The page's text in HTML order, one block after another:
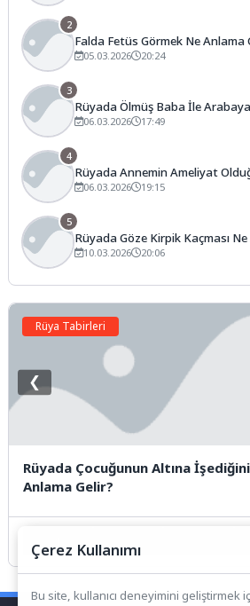
2
Falda Fetüs Görmek Ne Anlama
05.03.2026 20:24
3
Rüyada Ölmüş Baba İle
Gelir?
06.03.2026 17:49
4
Rüyada Annemin Ameliyat
Anlama Gelir?
06.03.2026 19:15
5
Rüyada Göze Kirpik Kaçması
10.03.2026 20:06
Rüya Tabirleri
Rüyada Çocuğunun Altına
Anlama Gelir?
❮
Çerez Kullanımı
Bu site, kullanıcı deneyimini geliştirmek